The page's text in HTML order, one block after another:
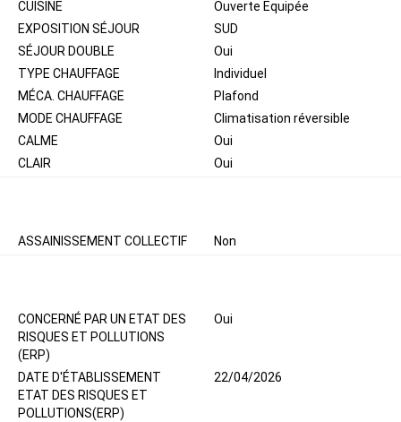
CUISINE
Ouverte Equipée
EXPOSITION SÉJOUR
SUD
SÉJOUR DOUBLE
Oui
TYPE CHAUFFAGE
Individuel
MÉCA. CHAUFFAGE
Plafond
MODE CHAUFFAGE
Climatisation réversible
CALME
Oui
CLAIR
Oui
ASSAINISSEMENT COLLECTIF Non
CONCERNÉ PAR UN ETAT DES
RISQUES ET POLLUTIONS
(ERP)
Oui
DATE D'ÉTABLISSEMENT
ETAT DES RISQUES ET
POLLUTIONS(ERP)
22/04/2026